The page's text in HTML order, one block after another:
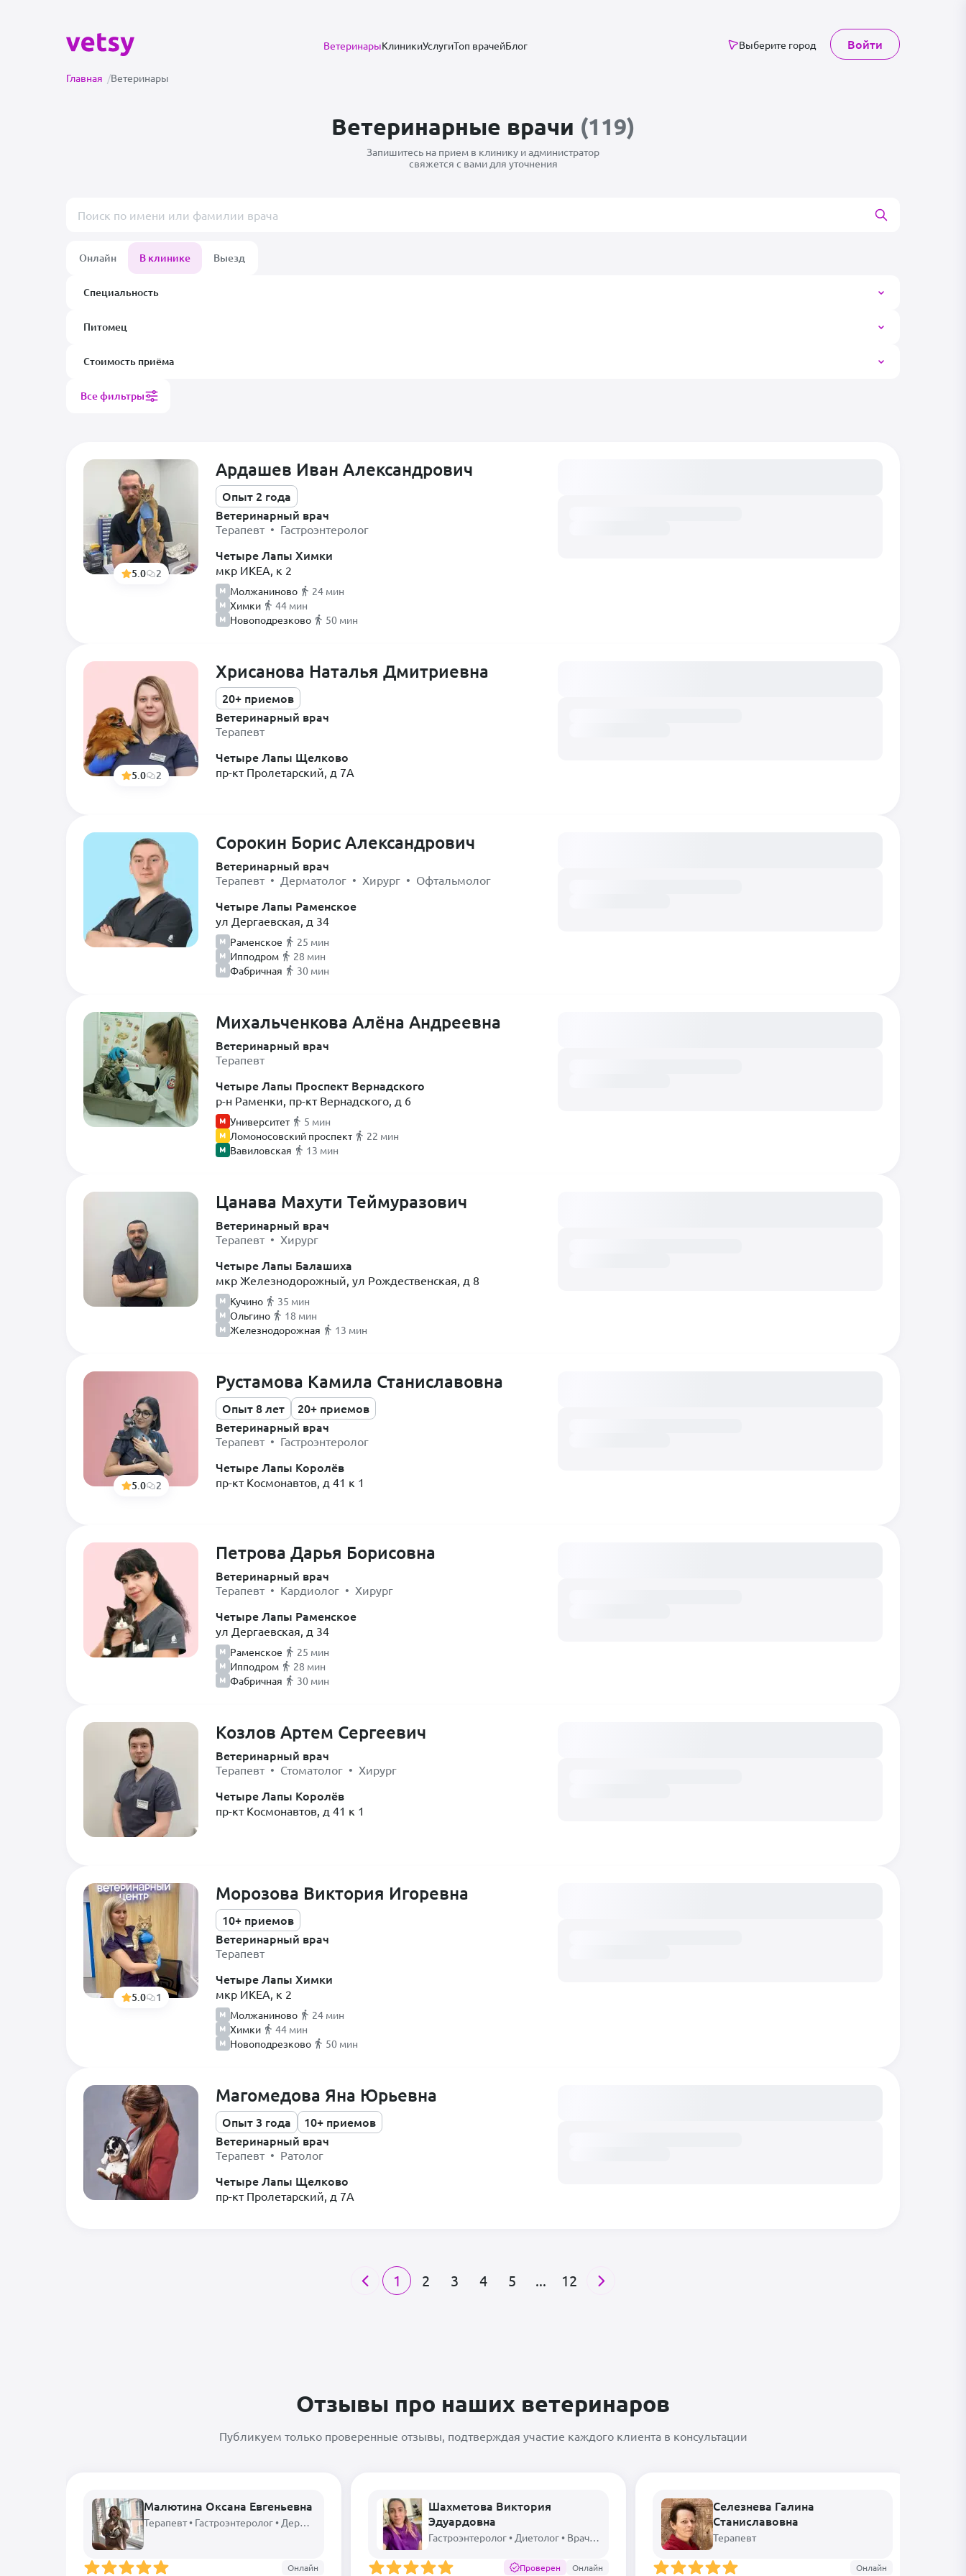
ВетеринарыКлиникиУслугиТоп врачейБлог Выберите город Войти
Главная /Ветеринары
Ветеринарные врачи (119)
Запишитесь на прием в клинику и администратор
свяжется с вами для уточнения
Онлайн В клинике Выезд
Специальность
Диетолог
Анестезиолог
Вирусолог
Врач лабораторной
диагностики
Врач Ультразвуковой
диагностики
Диетолог
Инфекционист
Кардиолог
Невролог
Нефролог
Онколог
Офтальмолог
Паразитолог
Пульмонолог
Ратолог
Реаниматолог
Травматолог
Уролог
Хирург
Хирург-эндоскопист
Экзотолог
Питомец
Собака
Ежик
Кошка
Кролик
Песчанка
Птица
Собака
Спасённые животные
Черепаха
Шиншилла
Стоимость приёма
Все фильтры
5.0 2
Ардашев Иван Александрович
Опыт 2 года
Ветеринарный врач
Терапевт • Гастроэнтеролог
Четыре Лапы Химки
мкр ИКЕА, к 2
Молжаниново
24 мин
Химки
44 мин
Новоподрезково
50 мин
5.0 2
Хрисанова Наталья Дмитриевна
20+ приемов
Ветеринарный врач
Терапевт
Четыре Лапы Щелково
пр-кт Пролетарский, д 7А
Сорокин Борис Александрович
Ветеринарный врач
Терапевт • Дерматолог • Хирург • Офтальмолог
Четыре Лапы Раменское
ул Дергаевская, д 34
Раменское
25 мин
Ипподром
28 мин
Фабричная
30 мин
Михальченкова Алёна Андреевна
Ветеринарный врач
Терапевт
Четыре Лапы Проспект Вернадского
р-н Раменки, пр-кт Вернадского, д 6
Университет
5 мин
Ломоносовский проспект
22 мин
Вавиловская
13 мин
Цанава Махути Теймуразович
Ветеринарный врач
Терапевт • Хирург
Четыре Лапы Балашиха
мкр Железнодорожный, ул Рождественская, д 8
Кучино
35 мин
Ольгино
18 мин
Железнодорожная
13 мин
5.0 2
Рустамова Камила Станиславовна
Опыт 8 лет
20+ приемов
Ветеринарный врач
Терапевт • Гастроэнтеролог
Четыре Лапы Королёв
пр-кт Космонавтов, д 41 к 1
Петрова Дарья Борисовна
Ветеринарный врач
Терапевт • Кардиолог • Хирург
Четыре Лапы Раменское
ул Дергаевская, д 34
Раменское
25 мин
Ипподром
28 мин
Фабричная
30 мин
Козлов Артем Сергеевич
Ветеринарный врач
Терапевт • Стоматолог • Хирург
Четыре Лапы Королёв
пр-кт Космонавтов, д 41 к 1
5.0 1
Морозова Виктория Игоревна
10+ приемов
Ветеринарный врач
Терапевт
Четыре Лапы Химки
мкр ИКЕА, к 2
Молжаниново
24 мин
Химки
44 мин
Новоподрезково
50 мин
Магомедова Яна Юрьевна
Опыт 3 года
10+ приемов
Ветеринарный врач
Терапевт • Ратолог
Четыре Лапы Щелково
пр-кт Пролетарский, д 7А
1 2 3 4 5 ... 12
Отзывы про наших ветеринаров
Публикуем только проверенные отзывы, подтверждая участие каждого клиента в консультации
Малютина Оксана Евгеньевна
Терапевт • Гастроэнтеролог • Дерматолог • Диетолог • Нефролог • Неонатолог • Репродуктолог • Зоопсихолог • Инфекционист • Эндокринолог • Врач лабораторной диагностики • Рентгенолог • Пульмонолог • Токсиколог
Онлайн
Шахметова Виктория
Эдуардовна
Гастроэнтеролог • Диетолог • Врач лабораторной диагностики
Проверен Онлайн
Селезнева Галина
Станиславовна
Терапевт
Онлайн